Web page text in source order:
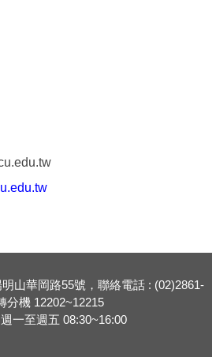
山華岡路55號，聯絡電話 : (02)2861-
分機 12202~12215
一至週五 08:30~16:00